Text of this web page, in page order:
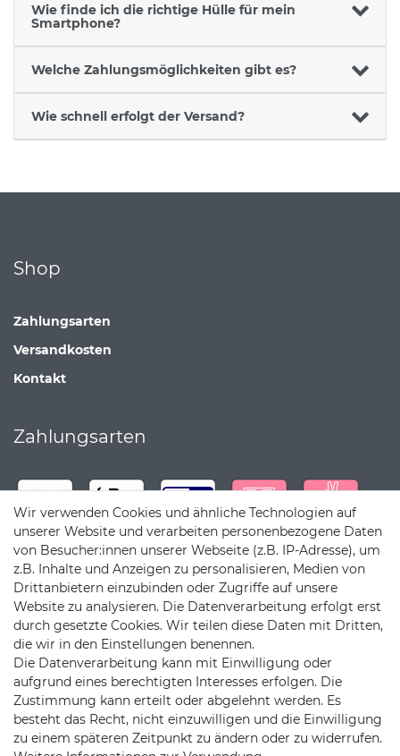
Wie finde ich die richtige Hülle für mein
Smartphone?
Welche Zahlungsmöglichkeiten gibt es?
Wie schnell erfolgt der Versand?
Shop
Zahlungsarten
Versandkosten
Kontakt
Zahlungsarten
Versandpartner
Wir verwenden Cookies und ähnliche Technologien auf
unserer Website und verarbeiten personenbezogene Daten
von Besucher:innen unserer Webseite (z.B. IP-Adresse), um
z.B. Inhalte und Anzeigen zu personalisieren, Medien von
Drittanbietern einzubinden oder Zugriffe auf unsere
Website zu analysieren. Die Datenverarbeitung erfolgt erst
durch gesetzte Cookies. Wir teilen diese Daten mit Dritten,
die wir in den Einstellungen benennen.
Die Datenverarbeitung kann mit Einwilligung oder
aufgrund eines berechtigten Interesses erfolgen. Die
Zustimmung kann erteilt oder abgelehnt werden. Es
besteht das Recht, nicht einzuwilligen und die Einwilligung
zu einem späteren Zeitpunkt zu ändern oder zu widerrufen.